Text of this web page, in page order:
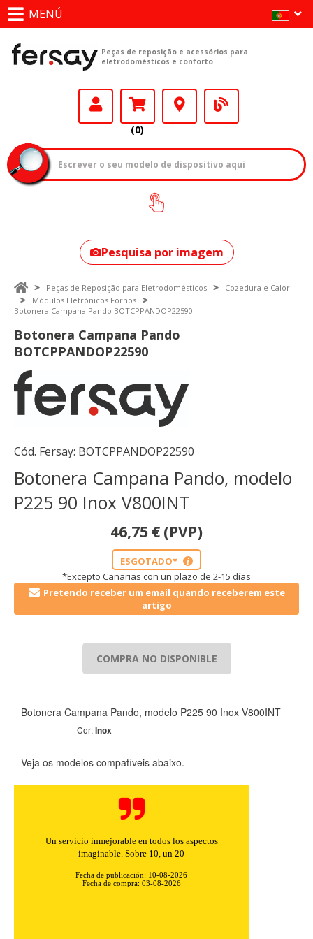
MENÚ
Peças de reposição e acessórios para
eletrodomésticos e conforto
(0)
Como encontrar
o seu modelo?
Pesquisa por imagem
Peças de Reposição para Eletrodomésticos
Cozedura e Calor
Módulos Eletrónicos Fornos
Botonera Campana Pando BOTCPPANDOP22590
Botonera Campana Pando
BOTCPPANDOP22590
Cód. Fersay: BOTCPPANDOP22590
Botonera Campana Pando, modelo
P225 90 Inox V800INT
46,75 € (PVP)
ESGOTADO* i
*Excepto Canarias con un plazo de 2-15 días
Pretendo receber um email quando receberem este
artigo
COMPRA NO DISPONIBLE
Botonera Campana Pando, modelo P225 90 Inox V800INT
Cor:Inox
Veja os modelos compatíveis abaixo.
Un servicio inmejorable en todos los aspectos
imaginable. Sobre 10, un 20
Fecha de publicación: 10-08-2026
Fecha de compra: 03-08-2026